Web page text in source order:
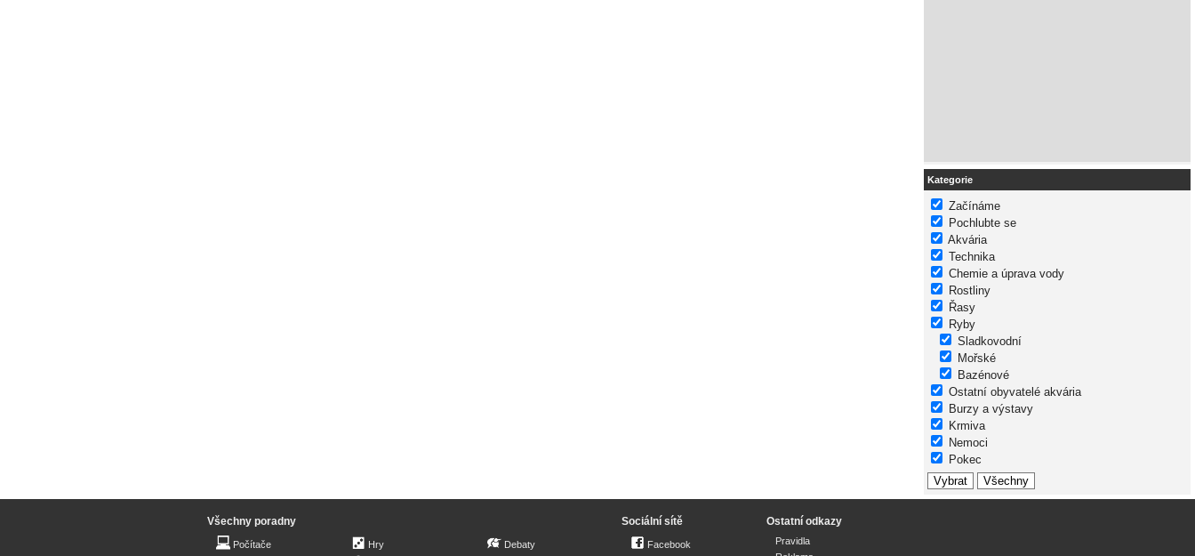
Kategorie
Začínáme
Pochlubte se
Akvária
Technika
Chemie a úprava vody
Rostliny
Řasy
Ryby
Sladkovodní
Mořské
Bazénové
Ostatní obyvatelé akvária
Burzy a výstavy
Krmiva
Nemoci
Pokec
Všechny poradny
Počítače Hry Debaty
Sociální sítě
Facebook
Ostatní odkazy
Pravidla